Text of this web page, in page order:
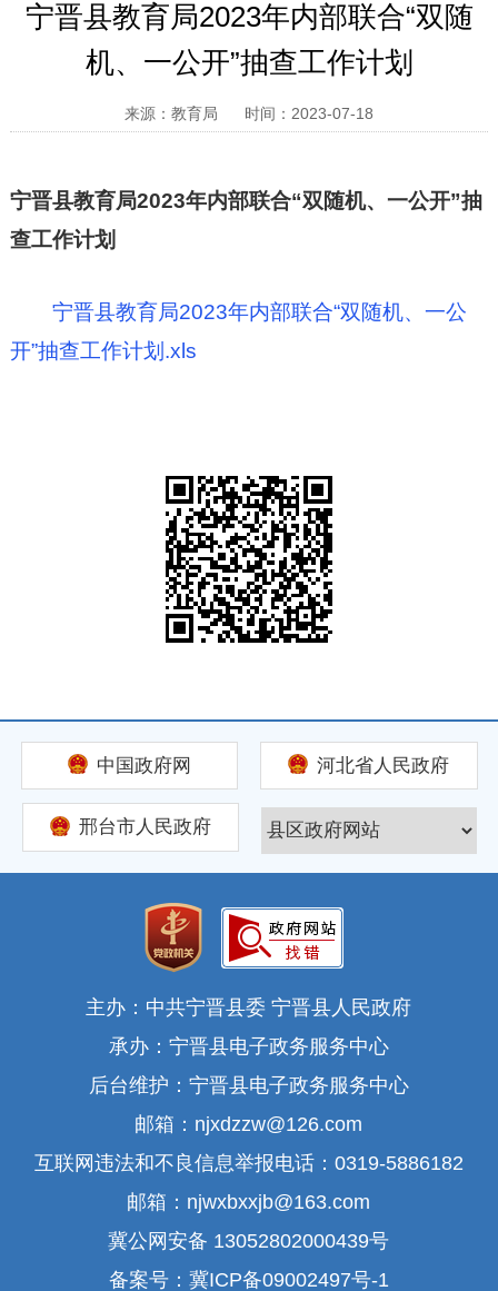
宁晋县教育局2023年内部联合“双随
机、一公开”抽查工作计划
来源：教育局 时间：2023-07-18
宁晋县教育局2023年内部联合“双随机、一公开”抽
查工作计划
宁晋县教育局2023年内部联合“双随机、一公
开”抽查工作计划.xls
中国政府网 河北省人民政府
邢台市人民政府
主办：中共宁晋县委 宁晋县人民政府
承办：宁晋县电子政务服务中心
后台维护：宁晋县电子政务服务中心
邮箱：njxdzzw@126.com
互联网违法和不良信息举报电话：0319-5886182
邮箱：njwxbxxjb@163.com
冀公网安备 13052802000439号
备案号：冀ICP备09002497号-1